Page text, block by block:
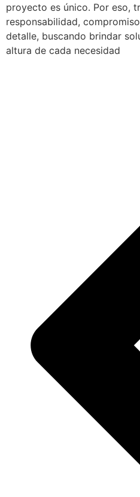
proyecto es único. Por eso,
responsabilidad,
detalle, buscando brindar
altura de cada necesidad